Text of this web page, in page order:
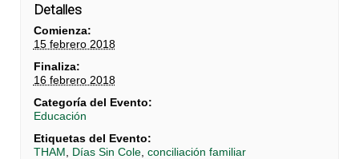
Detalles
Comienza:
15 febrero 2018
Finaliza:
16 febrero 2018
Categoría del Evento:
Educación
Etiquetas del Evento:
THAM
Días Sin Cole, conciliación familiar